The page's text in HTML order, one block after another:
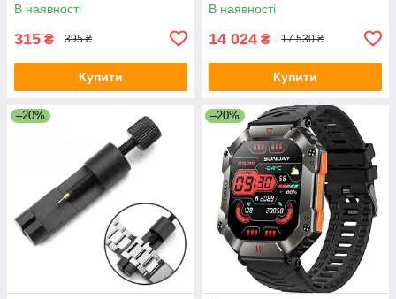
В наявності
315 ₴ 395 ₴
Купити
В наявності
14 024 ₴ 17 530 ₴
Купити
–20% –20%